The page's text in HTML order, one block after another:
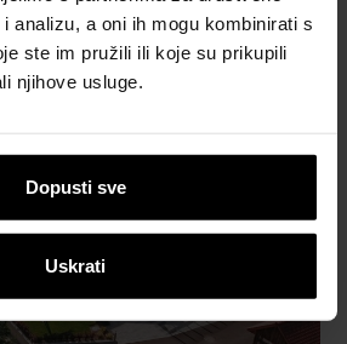
analizu, a oni ih mogu kombinirati s
ste im pružili ili koje su prikupili
njihove usluge.
Dopusti sve
Uskrati